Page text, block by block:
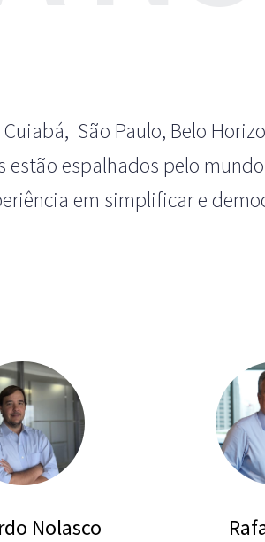
Cuiabá, São Paulo, Belo
estão espalhados pelo
em simplificar e
Nolasco